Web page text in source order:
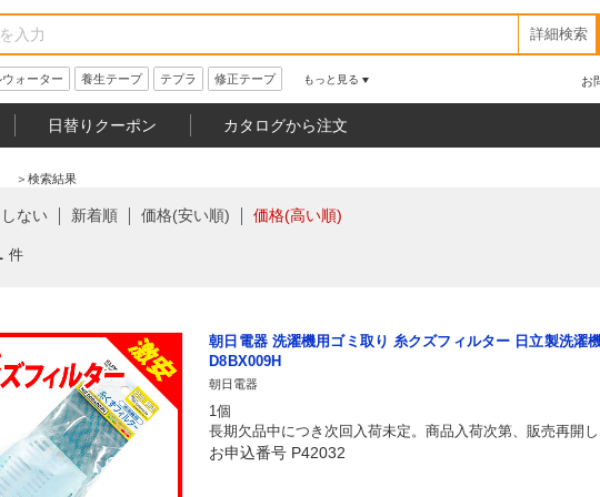
詳細検索
ウォーター 養生テープ テプラ 修正テープ もっと見る お
日替りクーポン カタログから注文
＞ 検索結果
ない 新着順 価格(安い順) 価格(高い順)
件
朝日電器 洗濯機用ゴミ取り 糸クズフィルター 日立製洗濯
D8BX009H
朝日電器
1個
長期欠品中につき次回入荷未定。商品入荷次第、販売再開
お申込番号 P42032